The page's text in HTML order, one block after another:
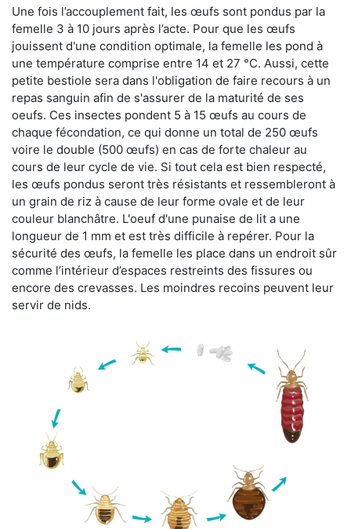
Une fois l’accouplement fait, les œufs sont pondus par la
femelle 3 à 10 jours après l’acte. Pour que les œufs
jouissent d'une condition optimale, la femelle les pond à
une température comprise entre 14 et 27 °C. Aussi, cette
petite bestiole sera dans l'obligation de faire recours à un
repas sanguin afin de s'assurer de la maturité de ses
oeufs. Ces insectes pondent 5 à 15 œufs au cours de
chaque fécondation, ce qui donne un total de 250 œufs
voire le double (500 œufs) en cas de forte chaleur au
cours de leur cycle de vie. Si tout cela est bien respecté,
les œufs pondus seront très résistants et ressembleront à
un grain de riz à cause de leur forme ovale et de leur
couleur blanchâtre. L'oeuf d'une punaise de lit a une
longueur de 1 mm et est très difficile à repérer. Pour la
sécurité des œufs, la femelle les place dans un endroit sûr
comme l’intérieur d’espaces restreints des fissures ou
encore des crevasses. Les moindres recoins peuvent leur
servir de nids.